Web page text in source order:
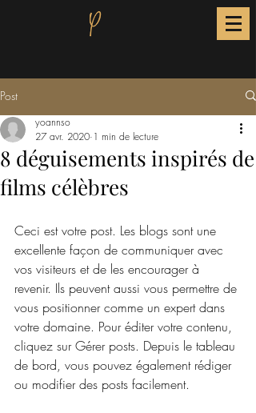
Post
8 déguisements inspirés de
films célèbres
yoannso
27 avr. 2020 1 min de lecture
Ceci est votre post. Les blogs sont une
excellente façon de communiquer avec
vos visiteurs et de les encourager à
revenir. Ils peuvent aussi vous permettre de
vous positionner comme un expert dans
votre domaine. Pour éditer votre contenu,
cliquez sur Gérer posts. Depuis le tableau
de bord, vous pouvez également rédiger
ou modifier des posts facilement.